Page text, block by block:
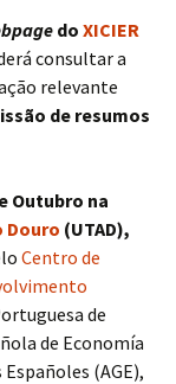
do XICIER
consultar a
relevante
de resumos
Outubro na
Douro (UTAD),
Centro de
de
de Economía
(AGE),